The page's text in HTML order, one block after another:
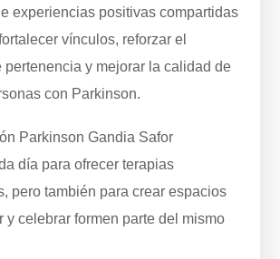
experiencias positivas compartidas
vínculos, reforzar el
pertenencia y mejorar la calidad de
con Parkinson.
Parkinson Gandia Safor
día para ofrecer terapias
pero también para crear espacios
y celebrar formen parte del mismo